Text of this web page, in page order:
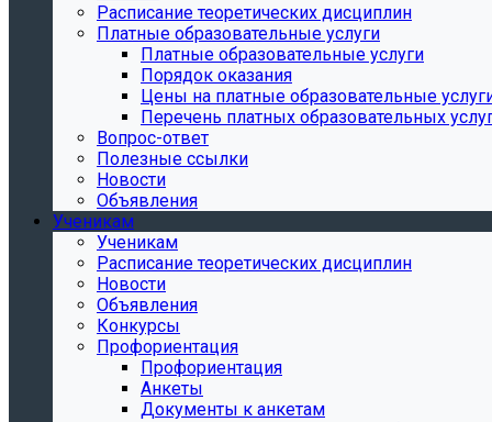
Расписание теоретических дисциплин
Платные образовательные услуги
Платные образовательные услуги
Порядок оказания
Цены на платные образовательные
Перечень платных образовательных
Вопрос-ответ
Полезные ссылки
Новости
Объявления
Ученикам
Ученикам
Расписание теоретических дисциплин
Новости
Объявления
Конкурсы
Профориентация
Профориентация
Анкеты
Документы к анкетам